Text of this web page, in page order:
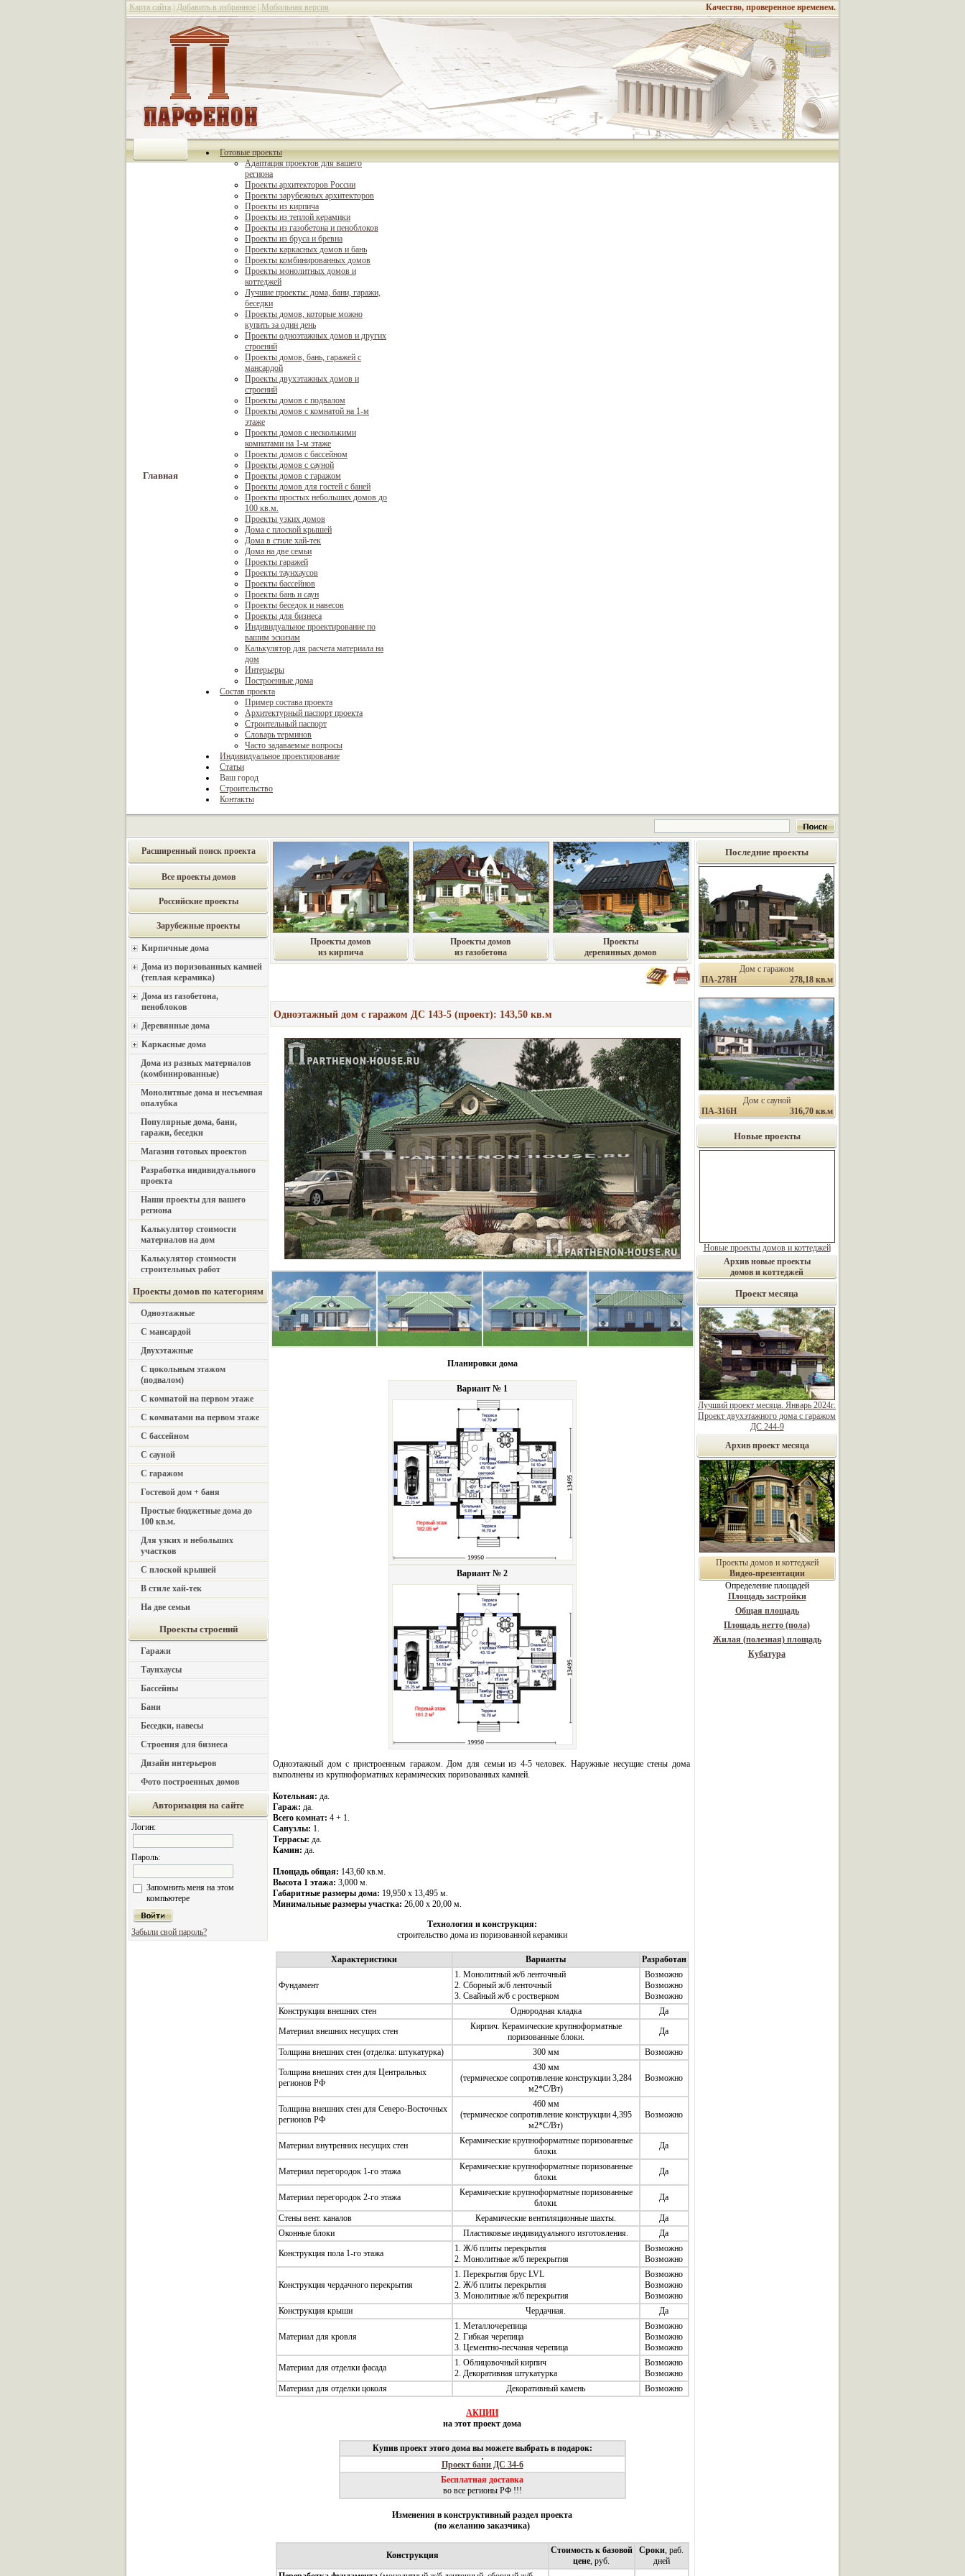
Карта сайта Добавить в избранное Мобильная версия Качество, проверенное временем.
Главная
Готовые проекты
Адаптация проектов для вашего
региона
Проекты архитекторов России
Проекты зарубежных архитекторов
Проекты из кирпича
Проекты из теплой керамики
Проекты из газобетона и пеноблоков
Проекты из бруса и бревна
Проекты каркасных домов и бань
Проекты комбинированных домов
Проекты монолитных домов и
коттеджей
Лучшие проекты: дома, бани, гаражи,
беседки
Проекты домов, которые можно
купить за один день
Проекты одноэтажных домов и других
строений
Проекты домов, бань, гаражей с
мансардой
Проекты двухэтажных домов и
строений
Проекты домов с подвалом
Проекты домов с комнатой на 1-м
этаже
Проекты домов с несколькими
комнатами на 1-м этаже
Проекты домов с бассейном
Проекты домов с сауной
Проекты домов с гаражом
Проекты домов для гостей с баней
Проекты простых небольших домов до
100 кв.м.
Проекты узких домов
Дома с плоской крышей
Дома в стиле хай-тек
Дома на две семьи
Проекты гаражей
Проекты таунхаусов
Проекты бассейнов
Проекты бань и саун
Проекты беседок и навесов
Проекты для бизнеса
Индивидуальное проектирование по
вашим эскизам
Калькулятор для расчета материала на
дом
Интерьеры
Построенные дома
Состав проекта
Пример состава проекта
Архитектурный паспорт проекта
Строительный паспорт
Словарь терминов
Часто задаваемые вопросы
Индивидуальное проектирование
Статьи
Ваш город
Строительство
Контакты
Расширенный поиск проекта
Все проекты домов
Российские проекты
Зарубежные проекты
Кирпичные дома
Дома из поризованных камней
(теплая керамика)
Дома из газобетона,
пеноблоков
Деревянные дома
Каркасные дома
Дома из разных материалов
(комбинированные)
Монолитные дома и несъемная
опалубка
Популярные дома, бани,
гаражи, беседки
Магазин готовых проектов
Разработка индивидуального
проекта
Наши проекты для вашего
региона
Калькулятор стоимости
материалов на дом
Калькулятор стоимости
строительных работ
Проекты домов по категориям
Одноэтажные
С мансардой
Двухэтажные
С цокольным этажом
(подвалом)
С комнатой на первом этаже
С комнатами на первом этаже
С бассейном
С сауной
С гаражом
Гостевой дом + баня
Простые бюджетные дома до
100 кв.м.
Для узких и небольших
участков
С плоской крышей
В стиле хай-тек
На две семьи
Проекты строений
Гаражи
Таунхаусы
Бассейны
Бани
Беседки, навесы
Строения для бизнеса
Дизайн интерьеров
Фото построенных домов
Авторизация на сайте
Логин:
Пароль:
Запомнить меня на этом
компьютере
Забыли свой пароль?
Проекты домов
из кирпича
Проекты домов
из газобетона
Проекты
деревянных домов
Одноэтажный дом с гаражом ДС 143-5 (проект): 143,50 кв.м
Планировки дома
Вариант № 1
Вариант № 2
Одноэтажный дом с пристроенным гаражом. Дом для семьи из 4-5 человек. Наружные несущие стены дома
выполнены из крупноформатных керамических поризованных камней.
Котельная: да.
Гараж: да.
Всего комнат: 4 + 1.
Санузлы: 1.
Террасы: да.
Камин: да.
Площадь общая: 143,60 кв.м.
Высота 1 этажа: 3,000 м.
Габаритные размеры дома: 19,950 х 13,495 м.
Минимальные размеры участка: 26,00 x 20,00 м.
Технология и конструкция:
строительство дома из поризованной керамики
Характеристики Варианты Разработан
Фундамент
1. Монолитный ж/б ленточный
2. Сборный ж/б ленточный
3. Свайный ж/б с ростверком
Возможно
Возможно
Возможно
Конструкция внешних стен
Однородная кладка
Да
Материал внешних несущих стен
Кирпич. Керамические крупноформатные
поризованные блоки.
Да
Толщина внешних стен (отделка: штукатурка) 300 мм
Возможно
Толщина внешних стен для Центральных
регионов РФ
430 мм
(термическое сопротивление конструкции 3,284
м2*С/Вт)
Возможно
Толщина внешних стен для Северо-Восточных
регионов РФ
460 мм
(термическое сопротивление конструкции 4,395
м2*С/Вт)
Возможно
Материал внутренних несущих стен
Керамические крупноформатные поризованные
блоки.
Да
Материал перегородок 1-го этажа
Керамические крупноформатные поризованные
блоки.
Да
Материал перегородок 2-го этажа
Керамические крупноформатные поризованные
блоки.
Да
Стены вент. каналов Керамические вентиляционные шахты.
Да
Оконные блоки
Пластиковые индивидуального изготовления.
Да
Конструкция пола 1-го этажа
1. Ж/б плиты перекрытия
2. Монолитные ж/б перекрытия
Возможно
Возможно
Конструкция чердачного перекрытия
1. Перекрытия брус LVL
2. Ж/б плиты перекрытия
3. Монолитные ж/б перекрытия
Возможно
Возможно
Возможно
Конструкция крыши
Чердачная. Да
Материал для кровля
1. Металлочерепица
2. Гибкая черепица
3. Цементно-песчаная черепица
Возможно
Возможно
Возможно
Материал для отделки фасада
1. Облицовочный кирпич
2. Декоративная штукатурка
Возможно
Возможно
Материал для отделки цоколя
Декоративный камень Возможно
АКЦИИ
на этот проект дома
Купив проект этого дома вы можете выбрать в подарок:
Проект бани ДС 34-6
Бесплатная доставка
во все регионы РФ !!!
Изменения в конструктивный раздел проекта
(по желанию заказчика)
Конструкция
Стоимость к базовой
цене, руб.
Сроки, раб.
дней
Последние проекты
Дом с гаражом
ПА-278Н
278,18 кв.м
Дом с сауной
ПА-316Н
316,70 кв.м
Новые проекты
Новые проекты домов и коттеджей
Архив новые проекты
домов и коттеджей
Проект месяца
Лучший проект месяца. Январь 2024г.
Проект двухэтажного дома с гаражом
ДС 244-9
Архив проект месяца
Проекты домов и коттеджей
Видео-презентации
Определение площадей
Площадь застройки
Общая площадь
Площадь нетто (пола)
Жилая (полезная) площадь
Кубатура